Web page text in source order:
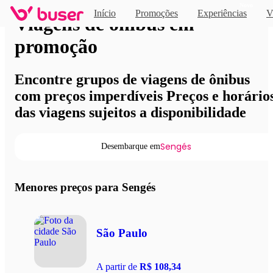
Início Promoções Experiências
Viagens de ônibus em
promoção
Encontre grupos de viagens de ônibus
com preços imperdíveis Preços e
das viagens sujeitos a disponibilidade
Desembarque emSengés
Menores preços para Sengés
São Paulo
A partir de R$ 108,34